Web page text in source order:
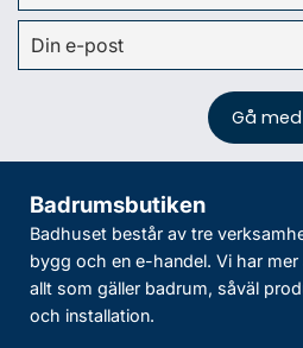
Badrumsbutiken
Badhuset består av tre
bygg och en e-handel. Vi har
allt som gäller badrum, såväl
och installation.